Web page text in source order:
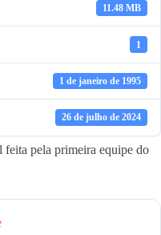
11.48 MB
1
1 de janeiro de 1995
26 de julho de 2024
feita pela primeira equipe do